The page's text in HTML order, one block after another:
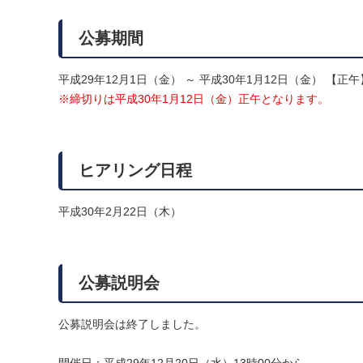
公募期間
平成29年12月1日（金） ～ 平成30年1月12日（金） 【正午
※締切りは平成30年1月12日（金）正午となります。
ヒアリング日程
平成30年2月22日（木）
公募説明会
公募説明会は終了しました。